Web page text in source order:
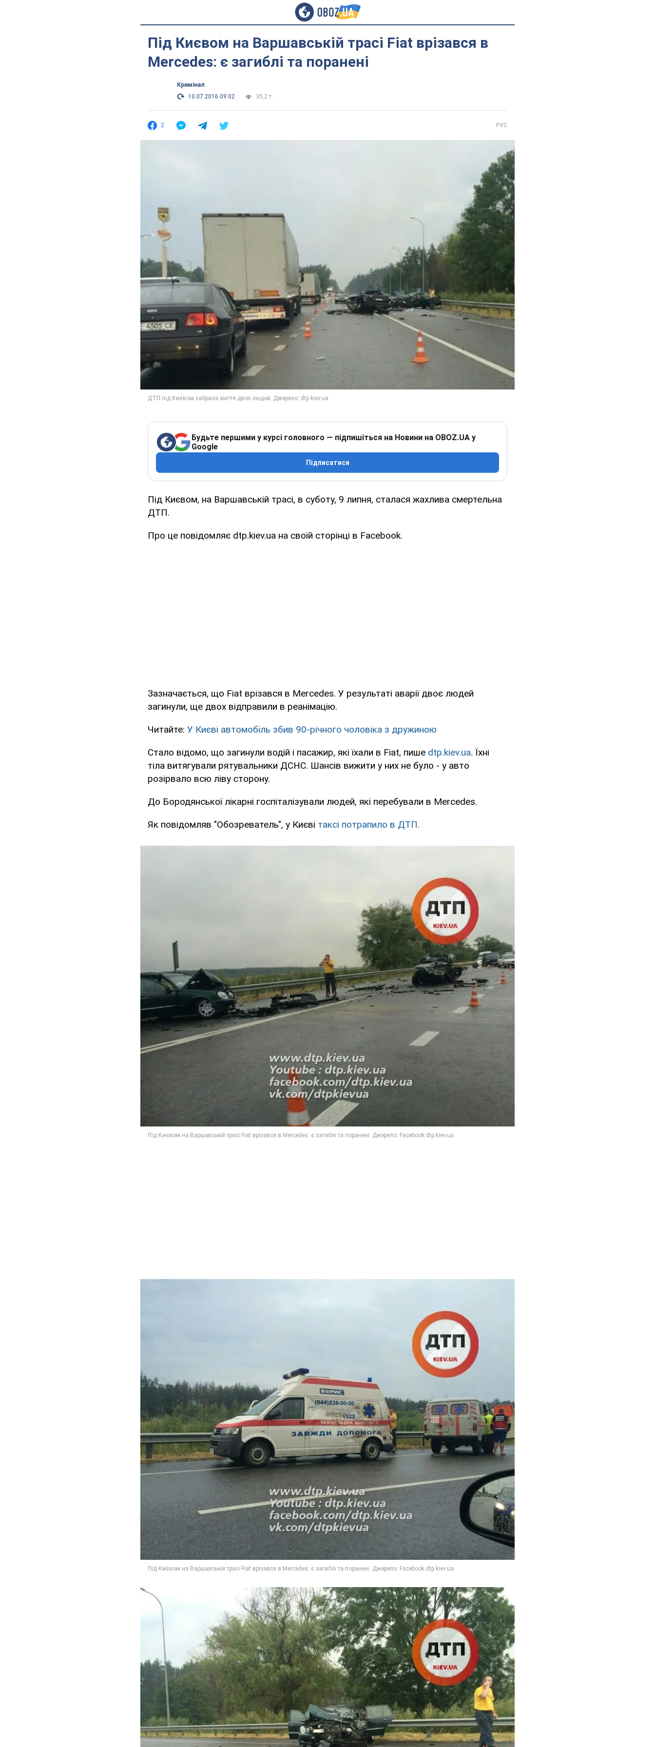
Під Києвом на Варшавській трасі Fiat врізався в
Mercedes: є загиблі та поранені
Кримінал
10.07.2016 09:02
35,2 т.
2 РУС
Будьте першими у курсі головного — підпишіться на Новини на OBOZ.UA у
Google
Підписатися
Під Києвом, на Варшавській трасі, в суботу, 9 липня, сталася жахлива смертельна
ДТП.
Про це повідомляє dtp.kiev.ua на своїй сторінці в Facebook.
Зазначається, що Fiat врізався в Mercedes. У результаті аварії двоє людей
загинули, ще двох відправили в реанімацію.
Читайте: У Києві автомобіль збив 90-річного чоловіка з дружиною
Стало відомо, що загинули водій і пасажир, які їхали в Fiat, пише dtp.kiev.ua. Їхні
тіла витягували рятувальники ДСНС. Шансів вижити у них не було - у авто
розірвало всю ліву сторону.
До Бородянської лікарні госпіталізували людей, які перебували в Mercedes.
Як повідомляв "Обозреватель", у Києві таксі потрапило в ДТП.